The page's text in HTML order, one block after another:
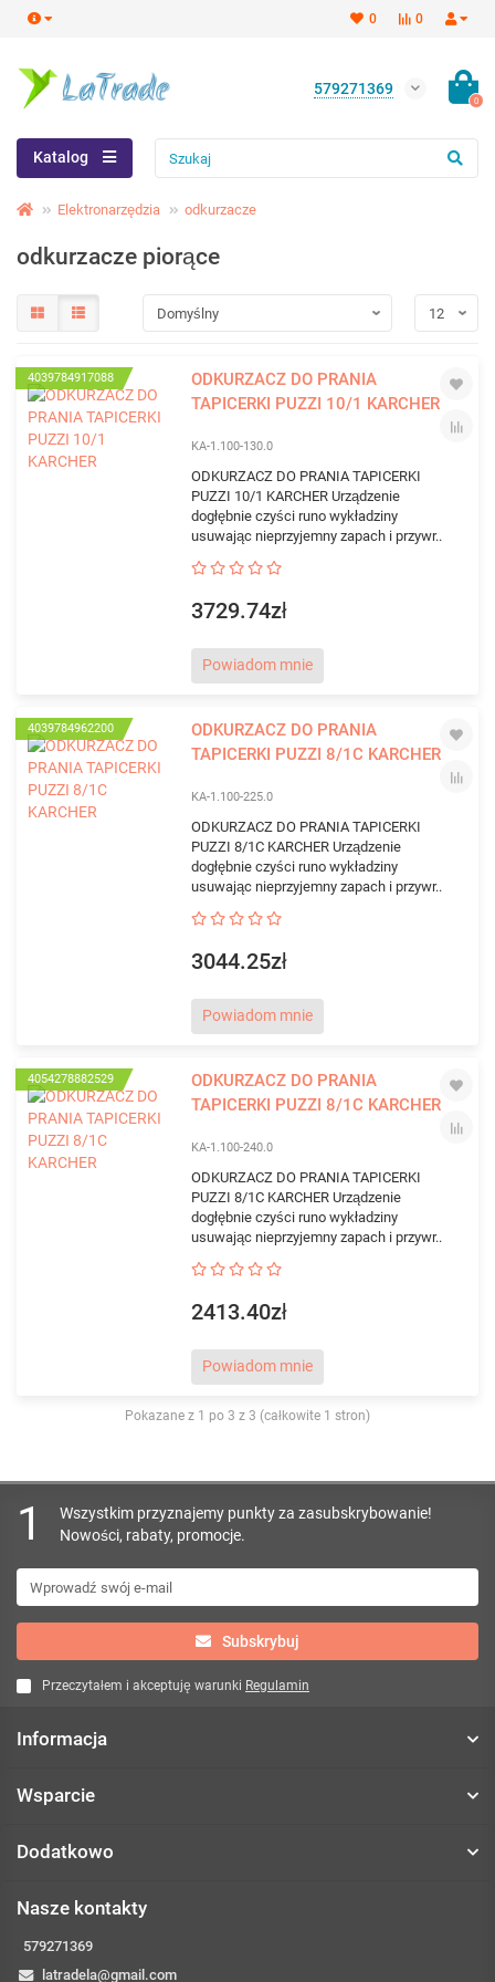
0
0
579271369
0
Katalog
Elektronarzędzia odkurzacze
odkurzacze piorące
4039784917088
ODKURZACZ DO PRANIA
TAPICERKI PUZZI 10/1 KARCHER
KA-1.100-130.0
ODKURZACZ DO PRANIA TAPICERKI
PUZZI 10/1 KARCHER Urządzenie
dogłębnie czyści runo wykładziny
usuwając nieprzyjemny zapach i przywr..
3729.74zł
Powiadom mnie
4039784962200
ODKURZACZ DO PRANIA
TAPICERKI PUZZI 8/1C KARCHER
KA-1.100-225.0
ODKURZACZ DO PRANIA TAPICERKI
PUZZI 8/1C KARCHER Urządzenie
dogłębnie czyści runo wykładziny
usuwając nieprzyjemny zapach i przywr..
3044.25zł
Powiadom mnie
4054278882529
ODKURZACZ DO PRANIA
TAPICERKI PUZZI 8/1C KARCHER
KA-1.100-240.0
ODKURZACZ DO PRANIA TAPICERKI
PUZZI 8/1C KARCHER Urządzenie
dogłębnie czyści runo wykładziny
usuwając nieprzyjemny zapach i przywr..
2413.40zł
Powiadom mnie
Pokazane z 1 po 3 z 3 (całkowite 1 stron)
1
Wszystkim przyznajemy punkty za zasubskrybowanie!
Nowości, rabaty, promocje.
Subskrybuj
Przeczytałem i akceptuję warunki Regulamin
Informacja
Wsparcie
Dodatkowo
Nasze kontakty
579271369
latradela@gmail.com